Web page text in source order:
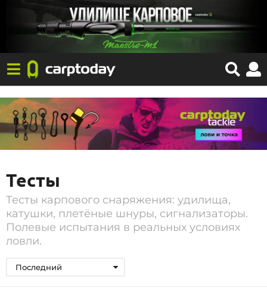
Тесты
Тесты карпового снаряжения: удилища,
катушки, плетёные шнуры, сигнализаторы.
Полевые испытания в реальных условиях
ловли.
Последний